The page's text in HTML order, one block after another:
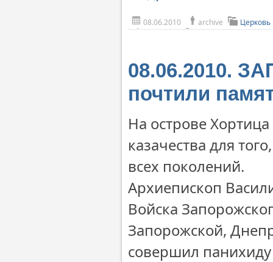
08.06.2010 archive
08.06.2010.
почтили
На острове
казачества для
всех поколений.
Архиепископ
Войска
Запорожской,
совершил